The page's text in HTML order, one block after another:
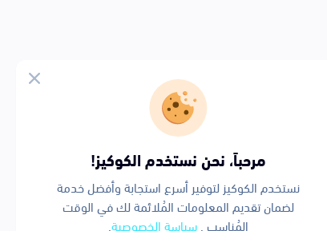
مرحباً، نحن نستخدم الكوكيز!
نستخدم الكوكيز لتوفير أسرع استجابة وأفضل خدمة
لضمان تقديم المعلومات المُلائمة لك في الوقت
المُناسب .سياسة الخصوصية.